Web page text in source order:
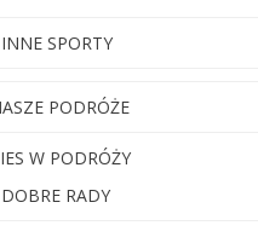
INNE SPORTY
PODRÓŻE
W PODRÓŻY
DOBRE RADY